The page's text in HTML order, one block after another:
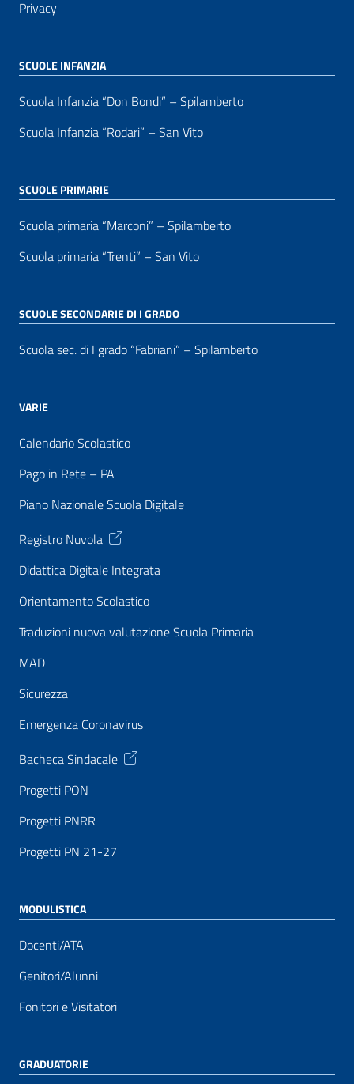
Privacy
SCUOLE INFANZIA
Scuola Infanzia “Don Bondi” – Spilamberto
Scuola Infanzia “Rodari” – San Vito
SCUOLE PRIMARIE
Scuola primaria “Marconi” – Spilamberto
Scuola primaria “Trenti” – San Vito
SCUOLE SECONDARIE DI I GRADO
Scuola sec. di I grado “Fabriani” – Spilamberto
VARIE
Calendario Scolastico
Pago in Rete – PA
Piano Nazionale Scuola Digitale
Registro Nuvola
Didattica Digitale Integrata
Orientamento Scolastico
Traduzioni nuova valutazione Scuola Primaria
MAD
Sicurezza
Emergenza Coronavirus
Bacheca Sindacale
Progetti PON
Progetti PNRR
Progetti PN 21-27
MODULISTICA
Docenti/ATA
Genitori/Alunni
Fonitori e Visitatori
GRADUATORIE